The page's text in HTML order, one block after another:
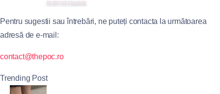
Pentru sugestii sau întrebări, ne puteți contacta la următoarea
adresă de e-mail:
contact@thepoc.ro
Trending Post